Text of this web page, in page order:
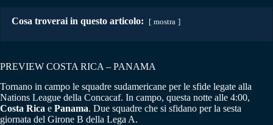
Cosa troverai in questo articolo: mostra
PREVIEW COSTA RICA – PANAMA
Tornano in campo le squadre sudamericane per le sfide legate alla
Nations League della Concacaf. In campo, questa notte alle 4:00,
Costa Rica e Panama. Due squadre che si sfidano per la sesta
giornata del Girone B della Lega A.